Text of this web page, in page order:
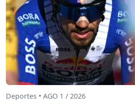
Deportes • AGO 1 / 2026